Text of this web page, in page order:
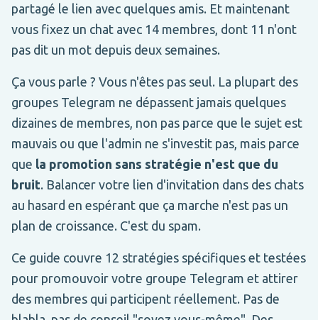
partagé le lien avec quelques amis. Et maintenant
vous fixez un chat avec 14 membres, dont 11 n'ont
pas dit un mot depuis deux semaines.
Ça vous parle ? Vous n'êtes pas seul. La plupart des
groupes Telegram ne dépassent jamais quelques
dizaines de membres, non pas parce que le sujet est
mauvais ou que l'admin ne s'investit pas, mais parce
que la promotion sans stratégie n'est que du
bruit. Balancer votre lien d'invitation dans des chats
au hasard en espérant que ça marche n'est pas un
plan de croissance. C'est du spam.
Ce guide couvre 12 stratégies spécifiques et testées
pour promouvoir votre groupe Telegram et attirer
des membres qui participent réellement. Pas de